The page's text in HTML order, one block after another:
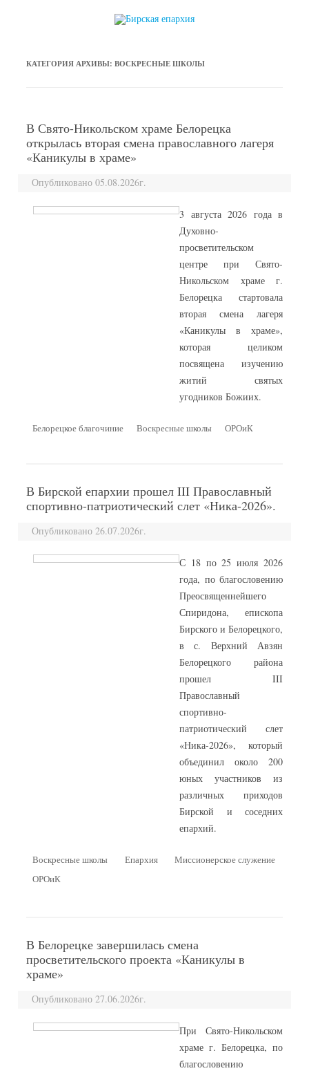
КАТЕГОРИЯ АРХИВЫ: ВОСКРЕСНЫЕ ШКОЛЫ
В Свято-Никольском храме Белорецка
открылась вторая смена православного лагеря
«Каникулы в храме»
Опубликовано 05.08.2026г.
3 августа 2026 года в
Духовно-
просветительском
центре при Свято-
Никольском храме г.
Белорецка стартовала
вторая смена лагеря
«Каникулы в храме»,
которая целиком
посвящена изучению
житий святых
угодников Божиих.
Белорецкое благочиние Воскресные школы ОРОиК
В Бирской епархии прошел III Православный
спортивно-патриотический слет «Ника-2026».
Опубликовано 26.07.2026г.
С 18 по 25 июля 2026
года, по благословению
Преосвященнейшего
Спиридона, епископа
Бирского и Белорецкого,
в с. Верхний Авзян
Белорецкого района
прошел III
Православный
спортивно-
патриотический слет
«Ника-2026», который
объединил около 200
юных участников из
различных приходов
Бирской и соседних
епархий.
Воскресные школы Епархия
Миссионерское служение
ОРОиК
В Белорецке завершилась смена
просветительского проекта «Каникулы в
храме»
Опубликовано 27.06.2026г.
При Свято‑Никольском
храме г. Белорецка, по
благословению